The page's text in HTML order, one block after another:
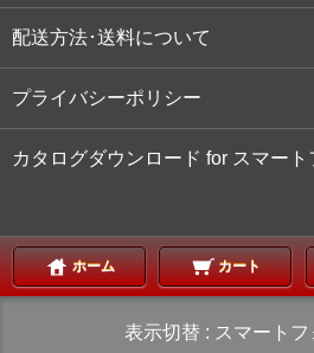
配送方法･送料について
プライバシーポリシー
カタログダウンロード for スマート
ホーム カート
表示切替 : スマートフ